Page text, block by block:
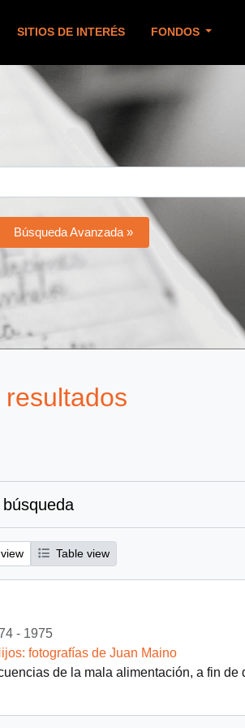
SITIOS DE INTERÉS FONDOS
Búsqueda Avanzada »
Table view
- 1975
fotografías de Juan Maino
de la mala alimentación, a fin